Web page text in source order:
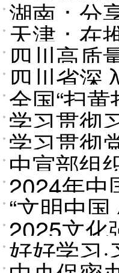
湖南：分
天津：在
四川高质
里有光
四川省深
来
全国“扫
学习贯彻
话
学习贯彻
中宣部组
会议
2024年中
讲
“文明中
2025文化
演讲
好好学习